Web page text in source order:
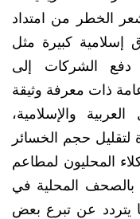
الخطر من امتداد
إسلامية كبيرة مثل
دفع الشركات إلى
ذات معرفة وثيقة
والإسلامية،
لتقليل حجم الخسائر
المحليون لمطاعم
بالصحف المحلية في
يتردد عن تبرع بعض